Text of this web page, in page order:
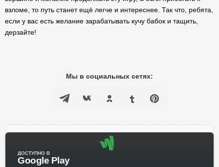
взломе, то путь станет ещё легче и интереснее. Так что, ребята,
если у вас есть желание зарабатывать кучу бабок и тащить,
дерзайте!
Мы в социальных сетях:
ДОСТУПНО В
Google Play